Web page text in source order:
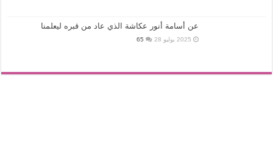
عن أسامة أنور عكاشة الذي عاد من قبره ليعلمنا
2025 يوليو 28 65